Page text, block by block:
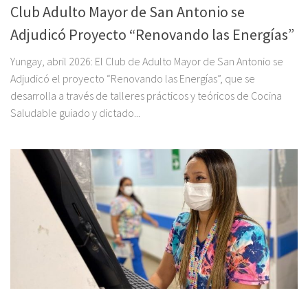
Club Adulto Mayor de San Antonio se
Adjudicó Proyecto “Renovando las Energías”
Yungay, abril 2026: El Club de Adulto Mayor de San Antonio se
Adjudicó el proyecto “Renovando las Energías”, que se
desarrolla a través de talleres prácticos y teóricos de Cocina
Saludable guiado y dictado...